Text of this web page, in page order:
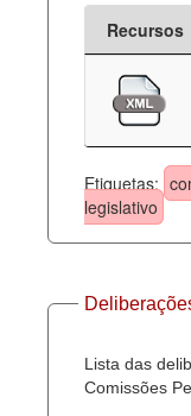
Recursos
Etiquetas:
legislativo
Lista das
Comissões